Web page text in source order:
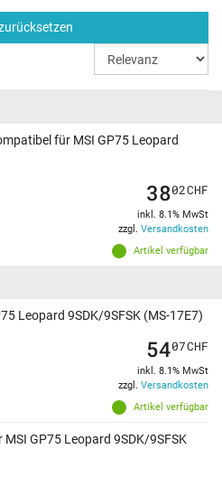
für MSI GP75 Leopard
Artikel verfügbar
3802CHF
inkl. 8.1% MwSt
zzgl. Versandkosten
Leopard 9SDK/9SFSK (MS-17E7)
Artikel verfügbar
5407CHF
inkl. 8.1% MwSt
zzgl. Versandkosten
GP75 Leopard 9SDK/9SFSK